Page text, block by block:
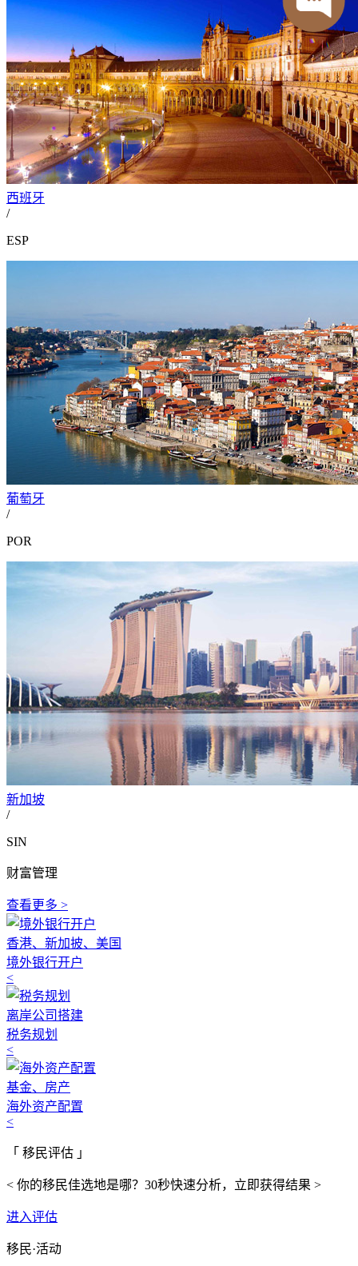
西班牙
/
ESP
葡萄牙
/
POR
新加坡
/
SIN
财富管理
查看更多 >
香港、新加披、美国
境外银行开户
<
离岸公司搭建
税务规划
<
基金、房产
海外资产配置
<
「 移民评估 」
< 你的移民佳选地是哪？30秒快速分析，立即获得结果 >
进入评估
移民·活动